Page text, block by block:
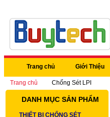
Trang chủ Giới Thiệu
Trang chủ Chống Sét LPI
DANH MỤC SẢN PHẨM
THIẾT BỊ CHỐNG SÉT